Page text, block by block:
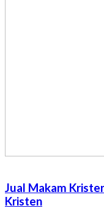
Jual Makam
Kristen